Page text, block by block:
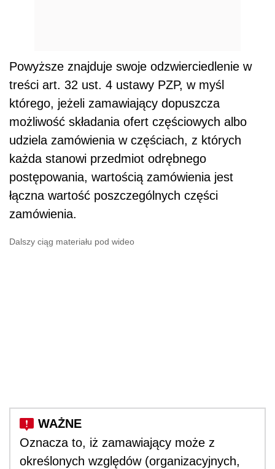
Powyższe znajduje swoje odzwierciedlenie w
treści art. 32 ust. 4 ustawy PZP, w myśl
którego, jeżeli zamawiający dopuszcza
możliwość składania ofert częściowych albo
udziela zamówienia w częściach, z których
każda stanowi przedmiot odrębnego
postępowania, wartością zamówienia jest
łączna wartość poszczególnych części
zamówienia.
Dalszy ciąg materiału pod wideo
Oznacza to, iż zamawiający może z
określonych względów (organizacyjnych,